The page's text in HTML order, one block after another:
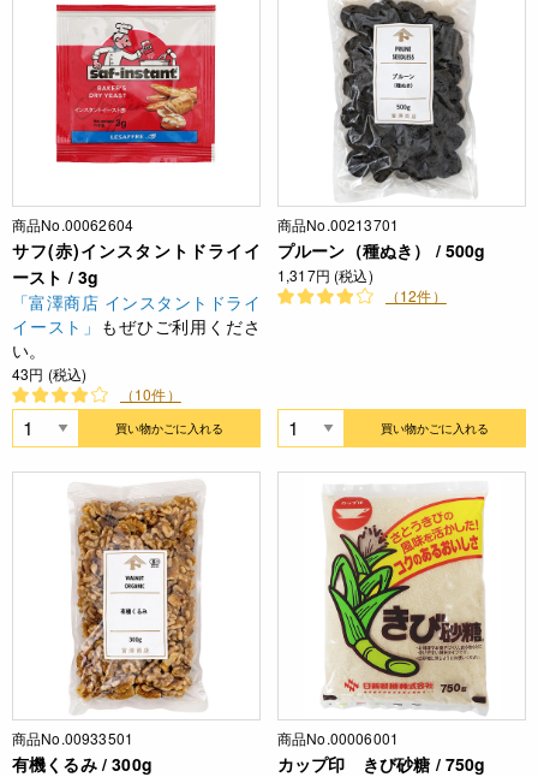
商品No.00062604
サフ(赤)インスタントドライイ
ースト / 3g
「富澤商店 インスタントドライ
イースト」 もぜひご利用くださ
い。
43円 (税込)
（10件）
買い物かごに入れる
商品No.00213701
プルーン（種ぬき） / 500g
1,317円 (税込)
（12件）
買い物かごに入れる
商品No.00933501
有機くるみ / 300g
商品No.00006001
カップ印 きび砂糖 / 750g